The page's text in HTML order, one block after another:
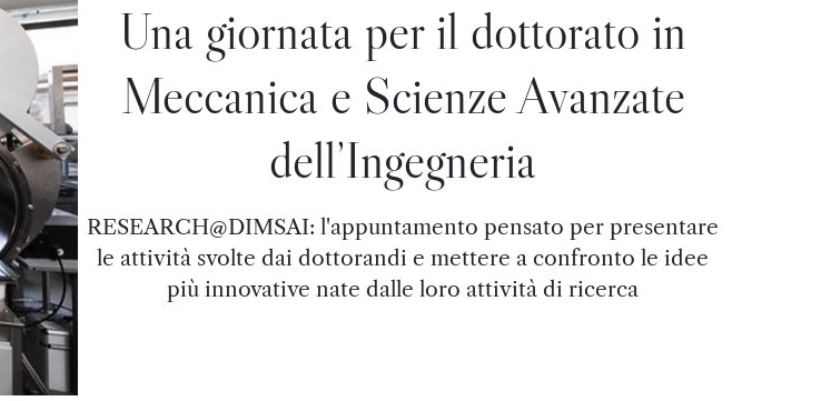
Una giornata per il dottorato in
Meccanica e Scienze Avanzate
dell’Ingegneria
RESEARCH@DIMSAI: l'appuntamento pensato per presentare
le attività svolte dai dottorandi e mettere a confronto le idee
più innovative nate dalle loro attività di ricerca